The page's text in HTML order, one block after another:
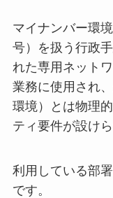
マイナンバー環
号）を扱う行政
れた専用ネット
業務に使用され
環境）とは物理
ティ要件が設け
利用している部
です。